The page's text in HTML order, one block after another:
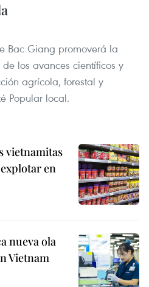
Bac Giang promoverá la
los avances científicos y
agrícola, forestal y
Popular local.
vietnamitas
en
nueva ola
Vietnam